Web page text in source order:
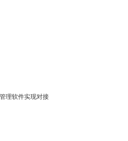
管理软件实现对接